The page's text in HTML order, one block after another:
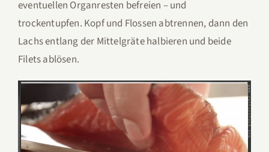
eventuellen Organresten befreien – und
trockentupfen. Kopf und Flossen abtrennen, dann den
Lachs entlang der Mittelgräte halbieren und beide
Filets ablösen.